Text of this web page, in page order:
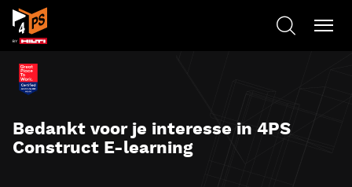
Bedankt voor je interesse in 4PS
Construct E-learning